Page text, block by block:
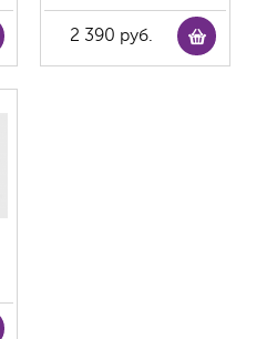
2 390 руб.